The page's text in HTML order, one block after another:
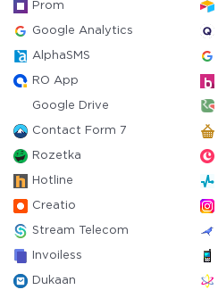
Prom
Google Analytics
AlphaSMS
RO App
Google Drive
Contact Form 7
Rozetka
Hotline
Creatio
Stream Telecom
Invoiless
Dukaan